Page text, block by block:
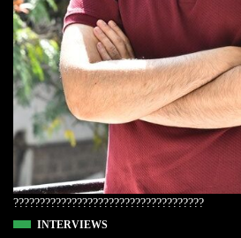
????????????????????????????????????
INTERVIEWS